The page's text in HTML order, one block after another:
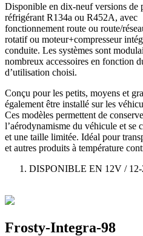
Disponible en dix-neuf versions de
réfrigérant R134a ou R452A, avec
fonctionnement route ou route/
rotatif ou moteur+compresseur
conduite. Les systèmes sont
nombreux accessoires en fonction
d’utilisation choisi.
Conçu pour les petits, moyens et
également être installé sur les
Ces modèles permettent de
l’aérodynamisme du véhicule et se
et une taille limitée. Idéal pour
et autres produits à température
DISPONIBLE EN 12V /
Frosty-Integra-98